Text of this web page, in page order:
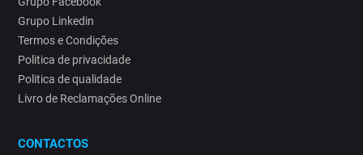
Grupo Linkedin
Termos e Condições
Politica de privacidade
Politica de qualidade
Livro de Reclamações Online
CONTACTOS